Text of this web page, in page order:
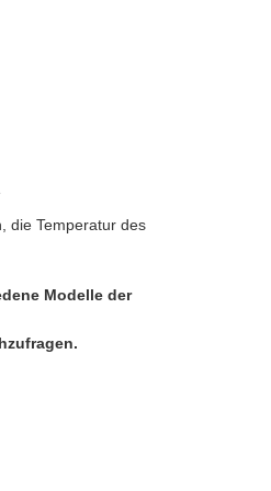
die Temperatur des
Modelle der